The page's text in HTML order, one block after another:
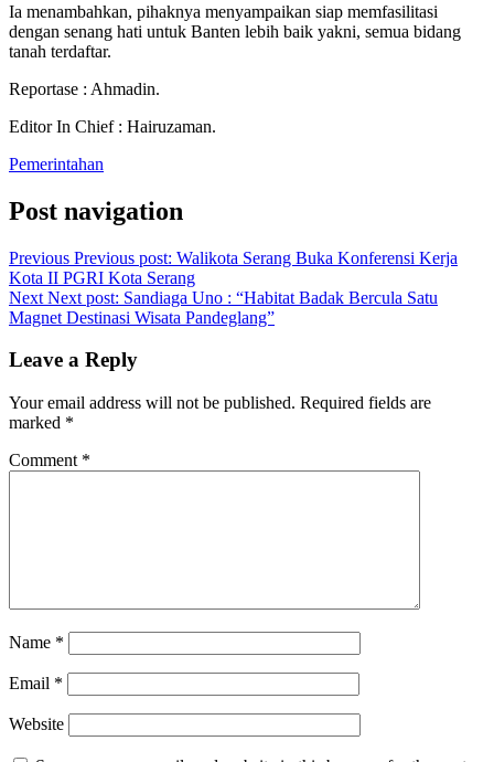
Ia menambahkan, pihaknya menyampaikan siap memfasilitasi
dengan senang hati untuk Banten lebih baik yakni, semua bidang
tanah terdaftar.
Reportase : Ahmadin.
Editor In Chief : Hairuzaman.
Pemerintahan
Post navigation
Previous Previous post: Walikota Serang Buka Konferensi Kerja
Kota II PGRI Kota Serang
Next Next post: Sandiaga Uno : “Habitat Badak Bercula Satu
Magnet Destinasi Wisata Pandeglang”
Leave a Reply
Your email address will not be published. Required fields are
marked *
Comment *
Name *
Email *
Website